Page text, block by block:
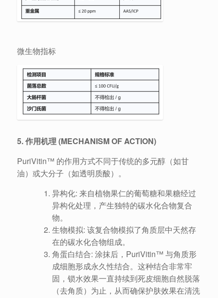
微生物指标
5. 作用机理 (MECHANISM OF ACTION)
PuriVitin™ 的作用方式不同于传统的多元醇（如甘
油）或大分子（如透明质酸）。
异构化: 来自植物果仁的葡萄糖和果糖经过
异构化处理，产生独特的碳水化合物复合
物。
生物模拟: 该复合物模拟了角质层中天然存
在的碳水化合物组成。
角蛋白结合: 涂抹后，PuriVitin™ 与角质形
成细胞形成永久性结合。这种结合非常牢
固，锁水效果一直持续到死皮细胞自然脱落
（去角质）为止，从而确保护肤效果在清洗